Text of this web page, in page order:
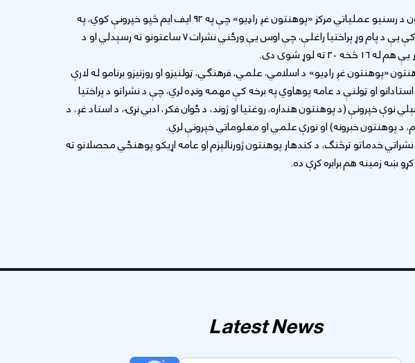
د یاد پوهنتون د رسنیو عملیاتي مرکز «پوهنتون غږ راډیو» چې په ۹۲ ایف ایم څپو خپرونې کوي، په
نشراتي بهیر کې یې د پام وړ پراختیا راغلې، چې اوس یې ورځني نشرات ۷ ساعتونو ته رسېدلي او د
۲۰ ته لوړ شوی دی.
«پوهنتون غږ راډیو» د اسلامي، علمي، فرهنګي، ټولنیزو او روزنیزو برنامو له لارې
او ټولنې د عامه پوهاوي په برخه کې مهمه ونډه لري، چې د نشراتو د پراختیا
نوې خپرونې (د پوهنتون هنداره، روغتیا او ژوند، د ځوان فکر، ادبي نړۍ، د استاد غږ، د
د پوهنتون خبرونه) او نورې علمي او معلوماتي خپرونې لري.
خدماتو ترڅنګ، د کندهار پوهنتون ژورنالېزم او عامه اړیکو پوهنځي محصلانو ته
ښه زمینه هم برابره کړې ده.
Latest News